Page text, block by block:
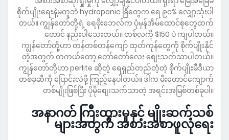
စိုက်ပျိုးရေးနဲ့မတူဘဲ hydroponic ခြံတွေက ရေ ၉၀% လျှော့သုံးပါ
တယ်။ ကျွန်တော်တို့ရဲ့ ရေဖိုးဘေလ်က ပုံမှန်အိမ်ထောင်စုတွေထက်
တောင် နည်းပါသေးတယ်။ တစ်လကို $150 ပဲ ကျပါတယ်။
ကျွန်တော်တို့ဟာ တန်တစ်တန်ကျော် ထုတ်ကုန်တွေကို စိုက်ပျိုးနိုင်
တဲ့အတွက် တကယ်တော့ တော်တော်လေး စျေးသက်သာပါတယ်။
ကျွန်တော်တို့ဟာ perlite ဆိုတဲ့ ရေရှည်တည်တံ့တဲ့ စိုက်ပျိုးမီဒီယာ
တစ်ခုဆီကို ပြောင်းလဲဖို့ ကြည့်နေပါတယ်။ ဒါက မီးတောင်ကျောက်
တစ်မျိုးဖြစ်ပြီး ပိုမိုစျေးသက်သာတဲ့ အရင်းအမြစ်တစ်ခုပါ။
.
အနာဂတ် ကြီးထွားမှုနှင့် မျိုးဆက်သစ်
များအတွက် အစားအစာဖူလုံရေး